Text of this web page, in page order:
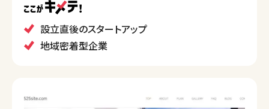
設立直後のスタートアップ
地域密着型企業